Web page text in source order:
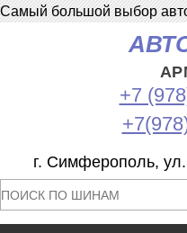
Самый большой выбор
+7
г. Симферополь,